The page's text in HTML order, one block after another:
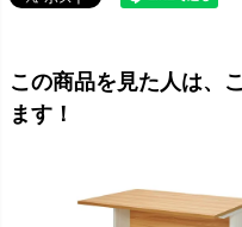
この商品を見た人は、
ます！